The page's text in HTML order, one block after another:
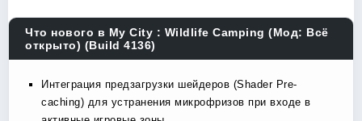
Что нового в My City : Wildlife Camping (Мод: Всё
открыто) (Build 4136)
Интеграция предзагрузки шейдеров (Shader Pre-
caching) для устранения микрофризов при входе в